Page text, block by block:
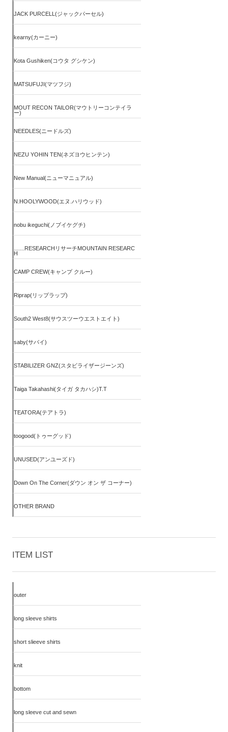
JACK PURCELL(ジャックパーセル)
kearny(カーニー)
Kota Gushiken(コウタ グシケン)
MATSUFUJI(マツフジ)
MOUT RECON TAILOR(マウトリーコンテイラ
ー)
NEEDLES(ニードルズ)
NEZU YOHIN TEN(ネズヨウヒンテン)
New Manual(ニューマニュアル)
N.HOOLYWOOD(エヌ.ハリウッド)
nobu ikeguchi(ノブイケグチ)
.......RESEARCHリサーチMOUNTAIN RESEARC
H
CAMP CREW(キャンプ クルー)
Riprap(リップラップ)
South2 West8(サウスツーウエストエイト)
saby(サバイ)
STABILIZER GNZ(スタビライザージーンズ)
Taiga Takahashi(タイガ タカハシ)T.T
TEATORA(テアトラ)
toogood(トゥーグッド)
UNUSED(アンユーズド)
Down On The Corner(ダウン オン ザ コーナー)
OTHER BRAND
ITEM LIST
outer
long sleeve shirts
short slieeve shirts
knit
bottom
long sleeve cut and sewn